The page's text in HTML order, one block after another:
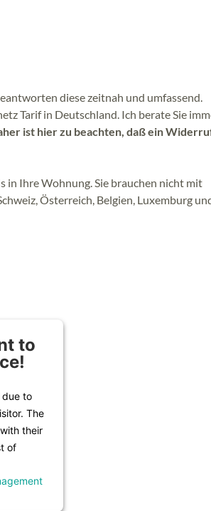
diese zeitnah und umfassend.
Tarif in Deutschland. Ich berate Sie
ist hier zu beachten, daß ein
in Ihre Wohnung. Sie brauchen nicht mit
Österreich, Belgien, Luxemburg
to
to
The
their
of